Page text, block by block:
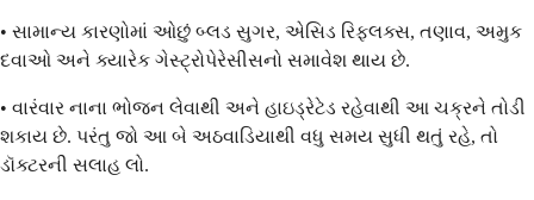
• સામાન્ય કારણોમાં ઓછું બ્લડ સુગર, એસિડ રિફ્લક્સ, તણાવ, અમુક
દવાઓ અને ક્યારેક ગેસ્ટ્રોપેરેસીસનો સમાવેશ થાય છે.
• વારંવાર નાના ભોજન લેવાથી અને હાઇડ્રેટેડ રહેવાથી આ ચક્રને તોડી
શકાય છે. પરંતુ જો આ બે અઠવાડિયાથી વધુ સમય સુધી થતું રહે, તો
ડૉક્ટરની સલાહ લો.